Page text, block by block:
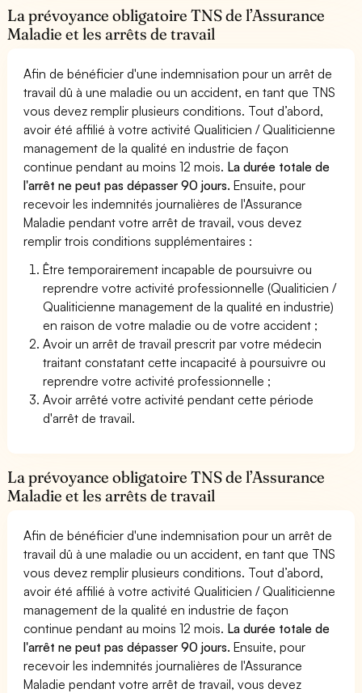
La prévoyance obligatoire TNS de l’Assurance
Maladie et les arrêts de travail
Afin de bénéficier d'une indemnisation pour un arrêt de
travail dû à une maladie ou un accident, en tant que TNS
vous devez remplir plusieurs conditions. Tout d’abord,
avoir été affilié à votre activité Qualiticien / Qualiticienne
management de la qualité en industrie de façon
continue pendant au moins 12 mois. La durée totale de
l'arrêt ne peut pas dépasser 90 jours. Ensuite, pour
recevoir les indemnités journalières de l'Assurance
Maladie pendant votre arrêt de travail, vous devez
remplir trois conditions supplémentaires :
Être temporairement incapable de poursuivre ou
reprendre votre activité professionnelle (Qualiticien /
Qualiticienne management de la qualité en industrie)
en raison de votre maladie ou de votre accident ;
Avoir un arrêt de travail prescrit par votre médecin
traitant constatant cette incapacité à poursuivre ou
reprendre votre activité professionnelle ;
Avoir arrêté votre activité pendant cette période
d'arrêt de travail.
La prévoyance obligatoire TNS de l’Assurance
Maladie et les arrêts de travail
Afin de bénéficier d'une indemnisation pour un arrêt de
travail dû à une maladie ou un accident, en tant que TNS
vous devez remplir plusieurs conditions. Tout d’abord,
avoir été affilié à votre activité Qualiticien / Qualiticienne
management de la qualité en industrie de façon
continue pendant au moins 12 mois. La durée totale de
l'arrêt ne peut pas dépasser 90 jours. Ensuite, pour
recevoir les indemnités journalières de l'Assurance
Maladie pendant votre arrêt de travail, vous devez